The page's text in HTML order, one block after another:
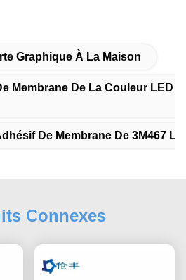
Graphique À La Maison
Membrane De La Couleur LED
De Membrane De 3M467
Connexes